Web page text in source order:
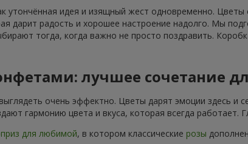
утончённая идея и изящный жест одновременно.
дарит радость и хорошее настроение надолго. Мы
тогда, когда важно не просто поздравить.
лучшее сочетание
очень эффектно. Цветы дарят эмоции здесь и
гармонию цвета и вкуса, которая всегда
для любимой, в котором классические розы